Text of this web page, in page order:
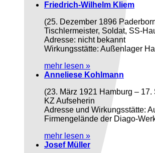
Friedrich-Wilhelm Kliem
(25. Dezember 1896
Tischlermeister, Soldat, SS-
Adresse: nicht bekannt
Wirkungsstätte: Außenlager
mehr lesen »
Anneliese Kohlmann
(23. März 1921 Hamburg –
KZ Aufseherin
Adresse und Wirkungsstätte:
Firmengelände der Diago-
mehr lesen »
Josef Müller